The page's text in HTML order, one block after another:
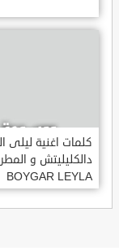
كلمات اغنية ليلى
BOYGAR LEYLA